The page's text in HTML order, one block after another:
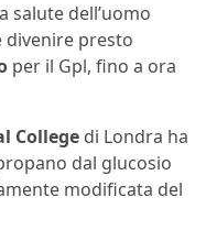
salute dell’uomo
divenire presto
per il Gpl, fino a ora
College di Londra ha
dal glucosio
modificata del